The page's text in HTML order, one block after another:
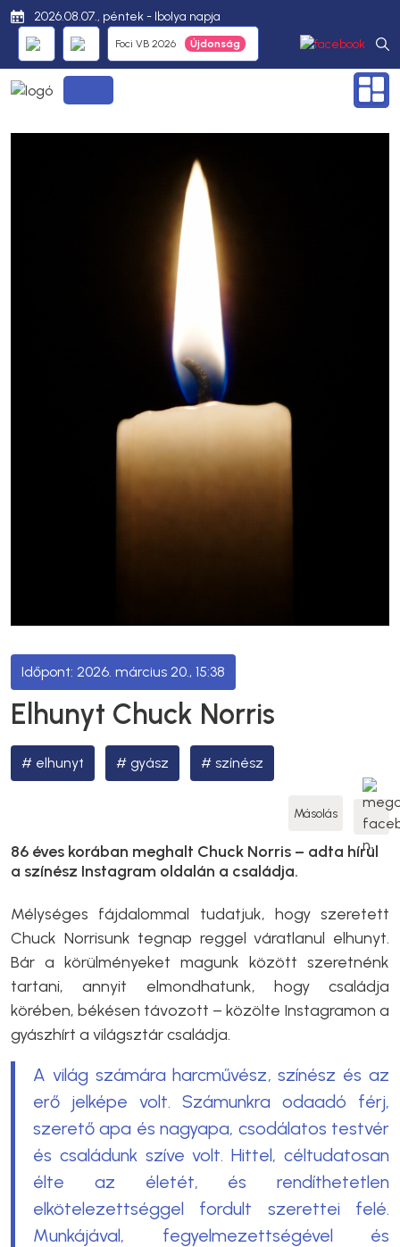
2026.08.07., péntek - Ibolya napja
Foci VB 2026
2026. március 20., 15:38
Elhunyt Chuck Norris
elhunyt gyász színész
Másolás
86 éves korában meghalt Chuck Norris – adta hírül
a színész Instagram oldalán a családja.
Mélységes fájdalommal tudatjuk, hogy szeretett
Chuck Norrisunk tegnap reggel váratlanul elhunyt.
Bár a körülményeket magunk között szeretnénk
tartani, annyit elmondhatunk, hogy családja
körében, békésen távozott – közölte Instagramon a
gyászhírt a világsztár családja.
A világ számára harcművész, színész és az
erő jelképe volt. Számunkra odaadó férj,
szerető apa és nagyapa, csodálatos testvér
és családunk szíve volt. Hittel, céltudatosan
élte az életét, és rendíthetetlen
elkötelezettséggel fordult szerettei felé.
Munkájával, fegyelmezettségével és